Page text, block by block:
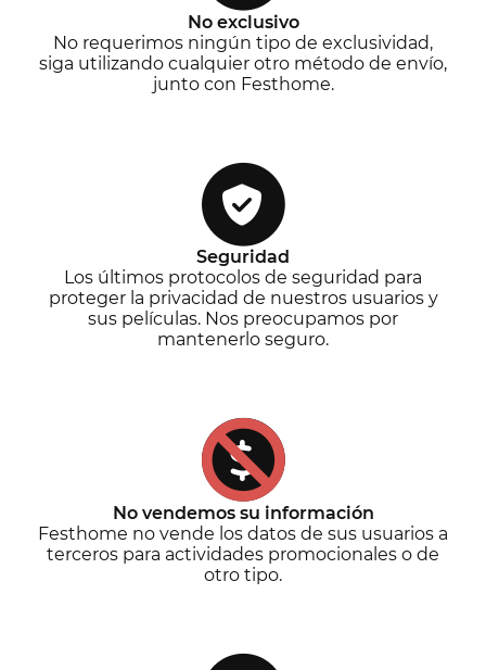
No exclusivo
No requerimos ningún tipo de exclusividad,
siga utilizando cualquier otro método de envío,
junto con Festhome.
Seguridad
Los últimos protocolos de seguridad para
proteger la privacidad de nuestros usuarios y
sus películas. Nos preocupamos por
mantenerlo seguro.
No vendemos su información
Festhome no vende los datos de sus usuarios a
terceros para actividades promocionales o de
otro tipo.